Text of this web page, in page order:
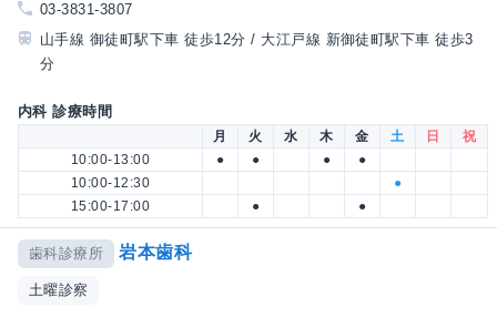
03-3831-3807
山手線 御徒町駅下車 徒歩12分 / 大江戸線 新御徒町駅下車 徒歩3
分
内科 診療時間
月 火 水 木 金 土 日
祝
10:00-13:00
● ● ●
●
10:00-12:30
●
15:00-17:00
● ●
歯科診療所 岩本歯科
土曜診察